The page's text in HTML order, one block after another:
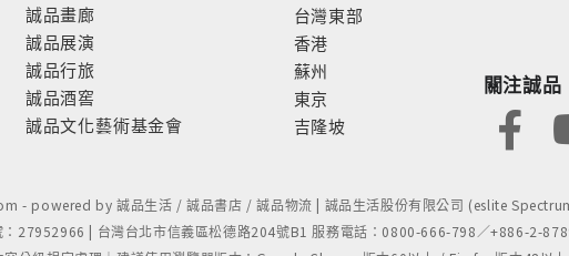
誠品畫廊
誠品展演
誠品行旅
誠品酒窖
誠品文化藝術基金會
台灣東部
香港
蘇州
東京
吉隆坡
關注誠品
- powered by 誠品生活 / 誠品書店 / 誠品物流 | 誠品生活股份有限公司 (eslite
：27952966 | 台灣台北市信義區松德路204號B1 服務電話：0800-666-798／+886-2-